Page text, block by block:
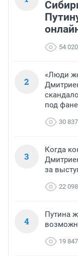
54 020
2
«Люди
под
30 837
3
Когда
за
22 098
4
Путина
19 847